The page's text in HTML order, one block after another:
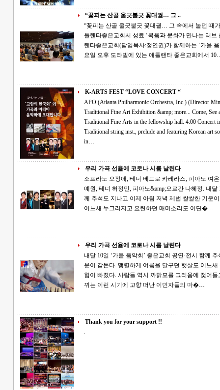
“꽃피는 산골 울긋불긋 꽃대궐… 그 ..
“꽃피는 산골 울긋불긋 꽃대궐… 그 속에서 놀던 때가 그립습니다” APO문
틀랜타좋은교회서 성료 ‘복음과 문화가 만나는 러브 콘서트’. APO문화재단(단장:박민)과 애틀
랜타좋은교회(담임목사:정연권)가 함께하는 ‘가을
요일 오후 도라빌에 있는 애틀랜타 좋은교회에서
K-ARTS FEST “LOVE CONCERT “
APO (Atlanta Philharmonic Orchestra, Inc.) (Director Min Pak) presents: K-
Traditional Fine Art Exhibition &amp; more... Come, See and Enjoy~ 3:30 Door open for Korean
Traditional Fine Arts in the fellowship hall. 4:00 Concert in the main sanctuary with GaYaGum, Korean
Traditional string inst., prelude and featuring Korean art songs and opera arias. at Atlanta Good Church
in…
우리 가곡 선율에 코로나 시름 날린다
소프라노 오정애, 테너 베드로 카레라스, 피아노 여
예원, 테너 허정민, 피아노&amp;오르간 나혜정. 내달 10일 ‘가을 음악회’ 좋은교회 공연·전시 함
께 추석도 지나고 이제 아침 저녁 제법 쌀쌀한 기운이 감돈다. 맹렬하게 여름을 달구던 햇살도
어느새 누그러지고 요란하던 매미소리도 어딘�…
우리 가곡 선율에 코로나 시름 날린다
내달 10일 ‘가을 음악회’ 좋은교회 공연·전시 함께 추석도 지나고 이제 아침 저녁 제법 쌀쌀한 기
운이 감돈다. 맹렬하게 여름을 달구던 햇살도 어느
힘이 빠졌다. 사람들 역시 까닭모를 그리움에 젖어들고 아
뀌는 이런 시기에 고향 떠난 이민자들의 마�…
Thank you for your support !!
.